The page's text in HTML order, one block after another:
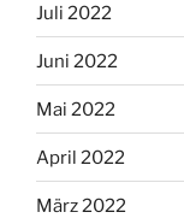
Juli 2022
Juni 2022
Mai 2022
April 2022
März 2022